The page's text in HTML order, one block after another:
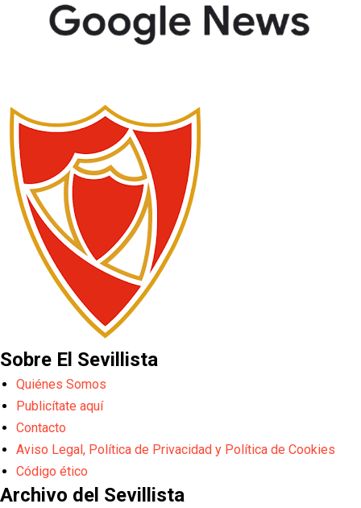
Sobre El Sevillista
Quiénes Somos
Publicítate aquí
Contacto
Aviso Legal, Política de Privacidad y Política de Cookies
Código ético
Archivo del Sevillista